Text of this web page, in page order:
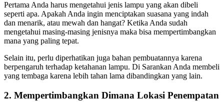
Pertama Anda harus mengetahui jenis lampu yang akan dibeli
seperti apa. Apakah Anda ingin menciptakan suasana yang indah
dan menarik, atau mewah dan hangat? Ketika Anda sudah
mengetahui masing-masing jenisnya maka bisa mempertimbangkan
mana yang paling tepat.
Selain itu, perlu diperhatikan juga bahan pembuatannya karena
berpengaruh terhadap ketahanan lampu. Di Sarankan Anda membeli
yang tembaga karena lebih tahan lama dibandingkan yang lain.
2. Mempertimbangkan Dimana Lokasi Penempatan